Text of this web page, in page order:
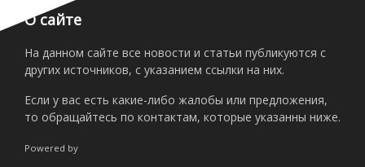
О сайте
На данном сайте все новости и статьи публикуются с
других источников, с указанием ссылки на них.
Если у вас есть какие-либо жалобы или предложения,
то обращайтесь по контактам, которые указанны ниже.
Powered by